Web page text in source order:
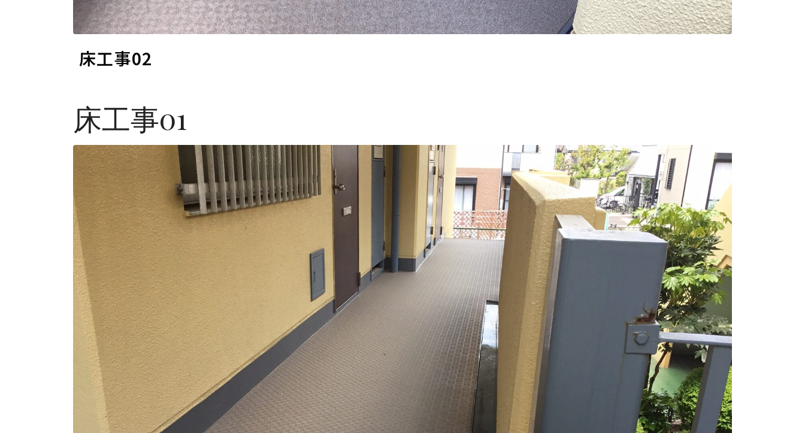
床工事02
床工事01